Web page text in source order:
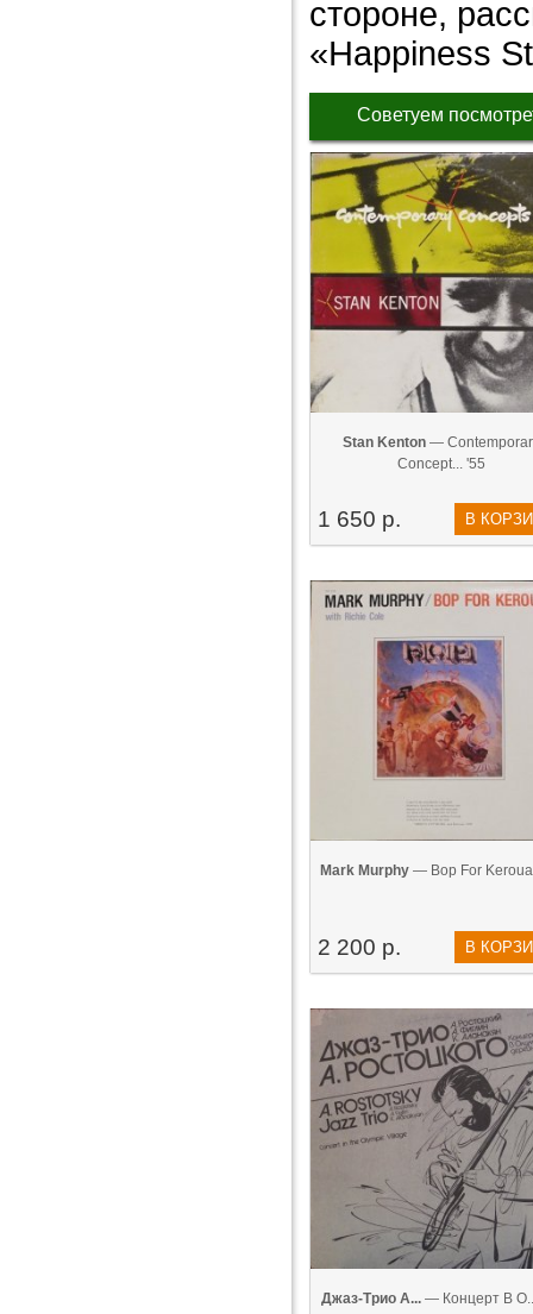
стороне,
«Happiness
Советуем
Stan Kenton—
Concept... '55
1 650 р. В
Mark Murphy— Bop For
2 200 р. В
Джаз-Трио А... — Концерт В